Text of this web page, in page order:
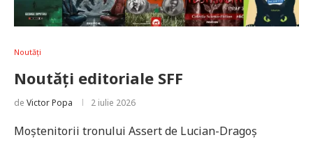
Noutăți
Noutăți editoriale SFF
de Victor Popa 2 iulie 2026
Moștenitorii tronului Assert de Lucian-Dragoș